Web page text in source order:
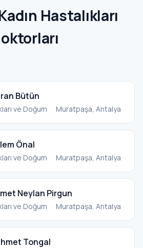
Hastalıkları
Bütün
ve Doğum · Muratpaşa, Antalya
Önal
ve Doğum · Muratpaşa, Antalya
Neylan Pirgun
ve Doğum · Muratpaşa, Antalya
Tongal